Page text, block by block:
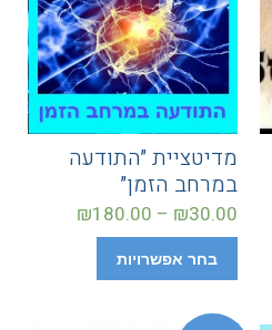
מדיטציית ״התודעה
במרחב הזמן״
₪30.00
–
₪180.00
בחר אפשרויות